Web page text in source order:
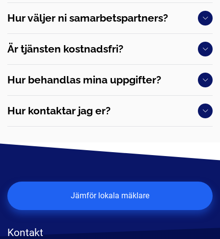
Hur väljer ni samarbetspartners?
Är tjänsten kostnadsfri?
Hur behandlas mina uppgifter?
Hur kontaktar jag er?
Kontakt
Jämför lokala mäklare